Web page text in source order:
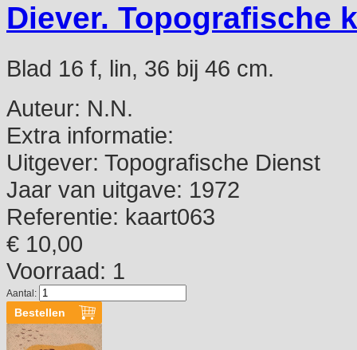
Diever. Topografische
Blad 16 f, lin, 36 bij 46 cm.
Auteur: N.N.
Extra informatie:
Uitgever: Topografische Dienst
Jaar van uitgave: 1972
Referentie: kaart063
€ 10,00
Voorraad: 1
Aantal: